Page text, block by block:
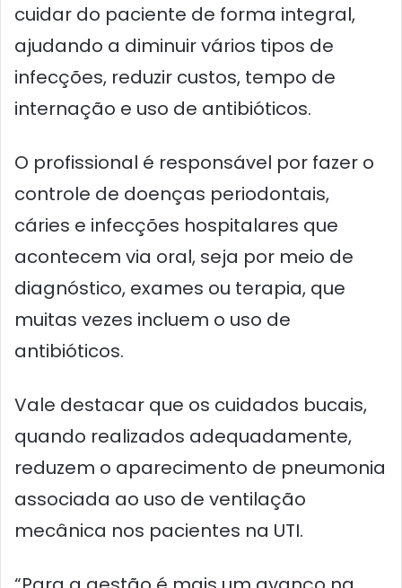
cuidar do paciente de forma integral,
ajudando a diminuir vários tipos de
infecções, reduzir custos, tempo de
internação e uso de antibióticos.
O profissional é responsável por fazer o
controle de doenças periodontais,
cáries e infecções hospitalares que
acontecem via oral, seja por meio de
diagnóstico, exames ou terapia, que
muitas vezes incluem o uso de
antibióticos.
Vale destacar que os cuidados bucais,
quando realizados adequadamente,
reduzem o aparecimento de pneumonia
associada ao uso de ventilação
mecânica nos pacientes na UTI.